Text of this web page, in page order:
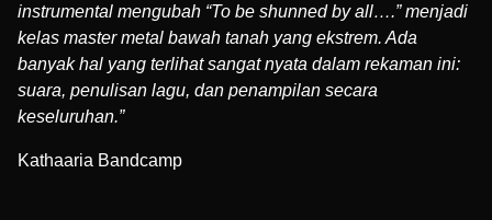
instrumental mengubah “To be shunned by all….” menjadi
kelas master metal bawah tanah yang ekstrem. Ada
banyak hal yang terlihat sangat nyata dalam rekaman ini:
suara, penulisan lagu, dan penampilan secara
keseluruhan.”
Kathaaria Bandcamp